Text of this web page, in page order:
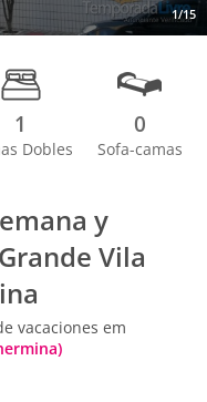
1/15
1
Dobles
0
Sofa-camas
y
Vila
vacaciones em